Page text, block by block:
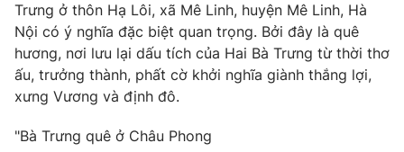
Góc doanh nghiệp
Truyền hình
Phim VTV
Hậu trường
Nhân vật
Giải trí
Điện ảnh
Âm nhạc
Trưng ở thôn Hạ Lôi, xã Mê Linh, huyện Mê Linh, Hà
Nội có ý nghĩa đặc biệt quan trọng. Bởi đây là quê
hương, nơi lưu lại dấu tích của Hai Bà Trưng từ thời thơ
ấu, trưởng thành, phất cờ khởi nghĩa giành thắng lợi,
xưng Vương và định đô.
"Bà Trưng quê ở Châu Phong